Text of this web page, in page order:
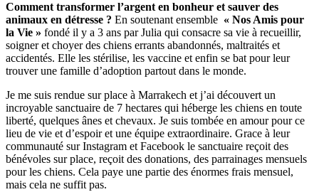
Bracelet
"Rebelle"
au
choix
,
bleu,
rose
ou
gris
taupe
Comment transformer l’argent en bonheur et sauver des
animaux en détresse ? En soutenant ensemble « Nos Amis pour
la Vie » fondé il y a 3 ans par Julia qui consacre sa vie à recueillir,
soigner et choyer des chiens errants abandonnés, maltraités et
accidentés. Elle les stérilise, les vaccine et enfin se bat pour leur
trouver une famille d’adoption partout dans le monde.
Je me suis rendue sur place à Marrakech et j’ai découvert un
incroyable sanctuaire de 7 hectares qui héberge les chiens en toute
liberté, quelques ânes et chevaux. Je suis tombée en amour pour ce
lieu de vie et d’espoir et une équipe extraordinaire. Grace à leur
communauté sur Instagram et Facebook le sanctuaire reçoit des
bénévoles sur place, reçoit des donations, des parrainages mensuels
pour les chiens. Cela paye une partie des énormes frais mensuel,
mais cela ne suffit pas.